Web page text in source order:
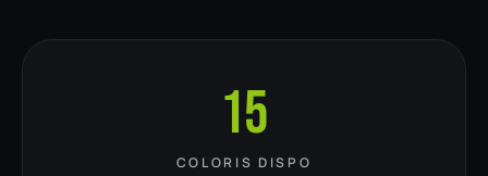
15
COLORIS DISPO